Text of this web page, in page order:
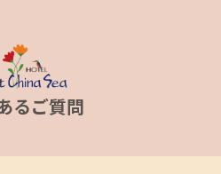
るご質問